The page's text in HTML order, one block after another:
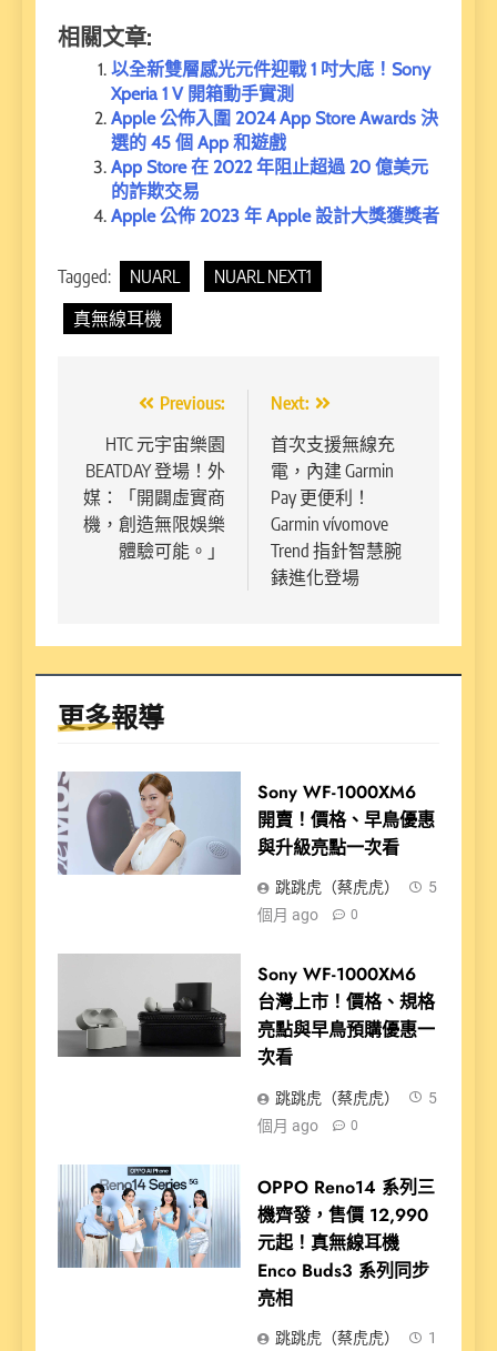
相關文章:
以全新雙層感光元件迎戰 1 吋大底！Sony
Xperia 1 V 開箱動手實測
Apple 公佈入圍 2024 App Store Awards 決
選的 45 個 App 和遊戲
App Store 在 2022 年阻止超過 20 億美元
的詐欺交易
Apple 公佈 2023 年 Apple 設計大獎獲獎者
Tagged: NUARL
NUARL NEXT1
真無線耳機
導
覽
Previous:
HTC 元宇宙樂園
BEATDAY 登場！外
媒：「開闢虛實商
機，創造無限娛樂
體驗可能。」
Next:
首次支援無線充
電，內建 Garmin
Pay 更便利！
Garmin vívomove
Trend 指針智慧腕
錶進化登場
更多報導
Sony WF-1000XM6
開賣！價格、早鳥優惠
與升級亮點一次看
跳跳虎（蔡虎虎）
5
個月 ago
0
Sony WF-1000XM6
台灣上市！價格、規格
亮點與早鳥預購優惠一
次看
跳跳虎（蔡虎虎）
5
個月 ago
0
OPPO Reno14 系列三
機齊發，售價 12,990
元起！真無線耳機
Enco Buds3 系列同步
亮相
跳跳虎（蔡虎虎） 1